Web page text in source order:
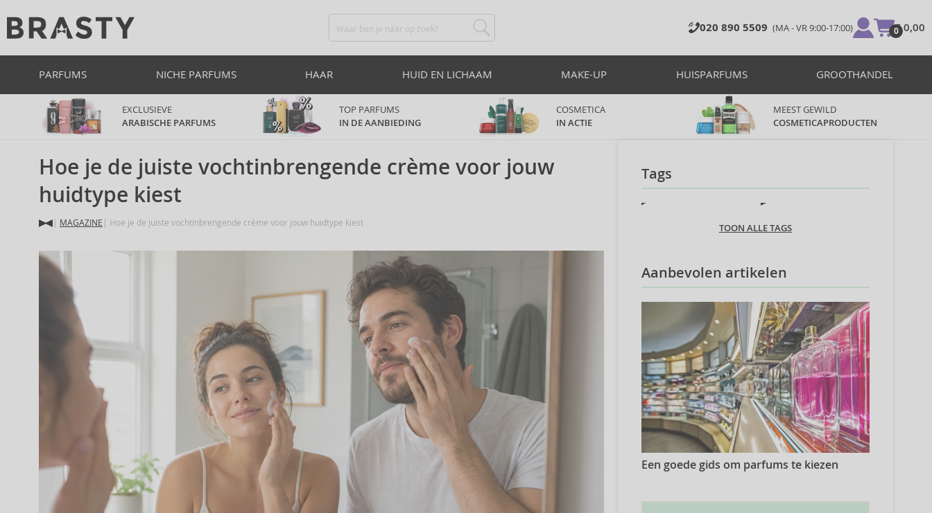
020 890 5509 (MA - VR 9:00-17:00) 0
€ 0,00
PARFUMS NICHE PARFUMS HAAR HUID EN LICHAAM MAKE-UP HUISPARFUMS GROOTHANDEL
EXCLUSIEVE
ARABISCHE PARFUMS
TOP PARFUMS
IN DE AANBIEDING
COSMETICA
IN ACTIE
MEEST GEWILD
COSMETICAPRODUCTEN
Hoe je de juiste vochtinbrengende crème voor jouw
huidtype kiest
MAGAZINE Hoe je de juiste vochtinbrengende crème voor jouw huidtype kiest
Tags
TOON ALLE TAGS
Aanbevolen artikelen
Een goede gids om parfums te kiezen